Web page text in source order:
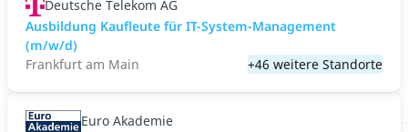
Deutsche Telekom AG
Ausbildung Kaufleute für IT-System-Management
(m/w/d)
Frankfurt am Main
+46 weitere Standorte
Euro Akademie